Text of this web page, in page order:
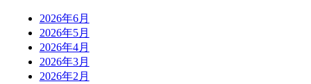
2026年6月
2026年5月
2026年4月
2026年3月
2026年2月